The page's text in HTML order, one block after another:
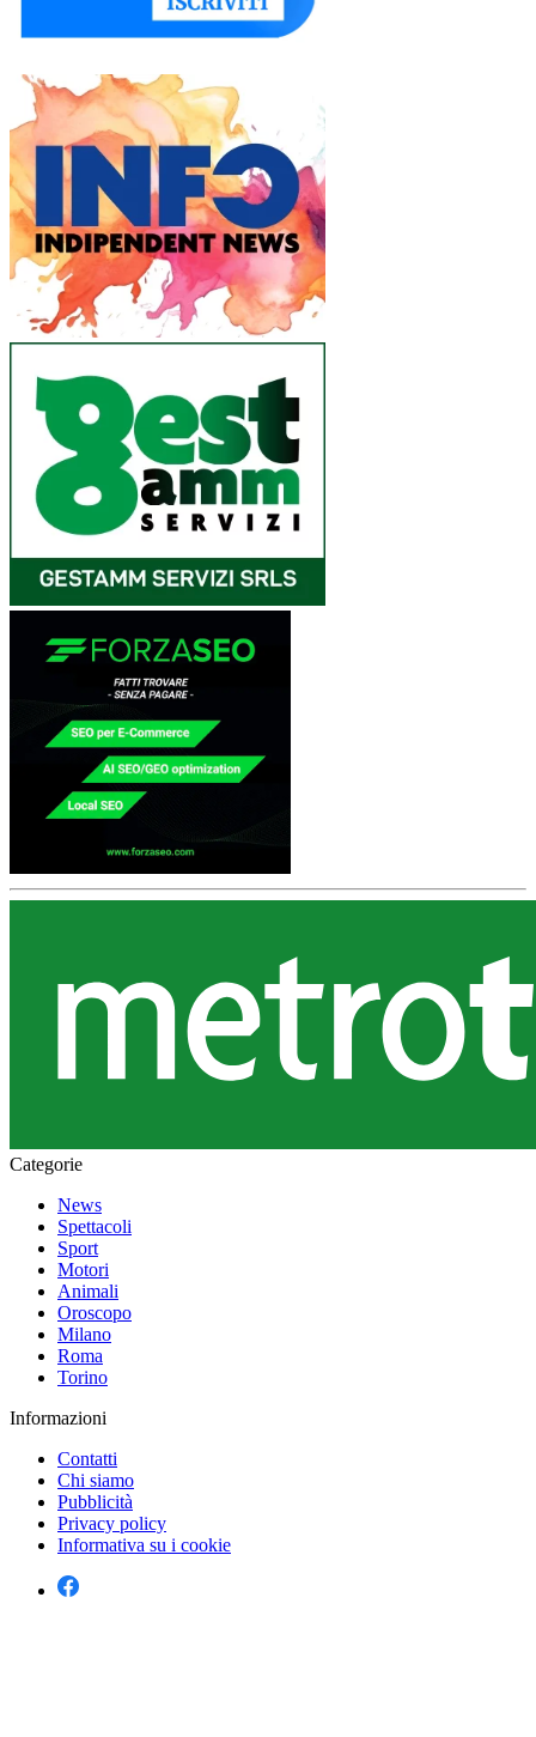
Categorie
News
Spettacoli
Sport
Motori
Animali
Oroscopo
Milano
Roma
Torino
Informazioni
Contatti
Chi siamo
Pubblicità
Privacy policy
Informativa su i cookie